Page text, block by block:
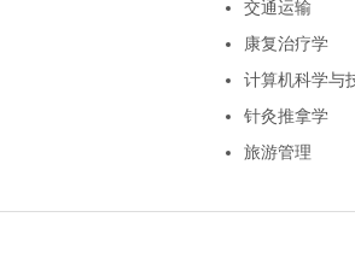
交通运输
康复治疗学
计算机科学与
针灸推拿学
旅游管理